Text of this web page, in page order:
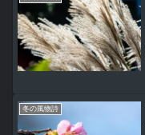
冬の風物詩